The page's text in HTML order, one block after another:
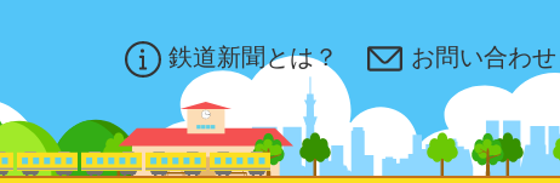
鉄道新聞とは？ お問い合わせ